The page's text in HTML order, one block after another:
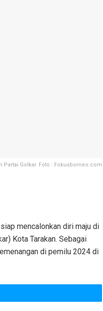
Partai Golkar. Foto : Fokusborneo.com
mencalonkan diri maju di
Kota Tarakan. Sebagai
di pemilu 2024 di